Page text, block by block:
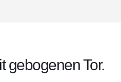
gebogenen Tor.